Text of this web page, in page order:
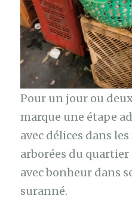
Pour un jour ou
marque une étape
avec délices dans
arborées du quartier
avec bonheur dans
suranné.